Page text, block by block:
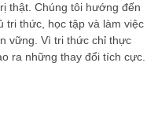
thật. Chúng tôi hướng đến
tri thức, học tập và làm việc
vững. Vì tri thức chỉ thực
ra những thay đổi tích cực.